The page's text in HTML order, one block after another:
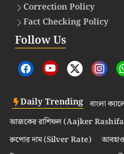
Correction Policy
Fact Checking Policy
Follow Us
Daily Trending বাংলা
আজকের রাশিফল (Aajker
রুপোর দাম (Silver Rate)